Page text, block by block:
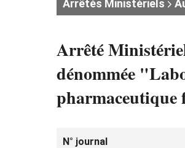
Arrêtés Ministériels
Arrêté
dénommée
N° journal